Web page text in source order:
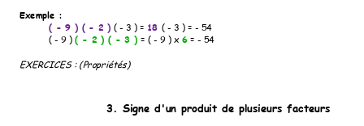
Exemple :
( - 9 ) ( - 2 ) ( - 3 ) = 18 ( - 3 ) = - 54
( - 9 ) ( - 2 ) ( - 3 ) = ( - 9 ) x 6 = - 54
EXERCICES : (Propriétés)
3. Signe d'un produit de plusieurs facteurs